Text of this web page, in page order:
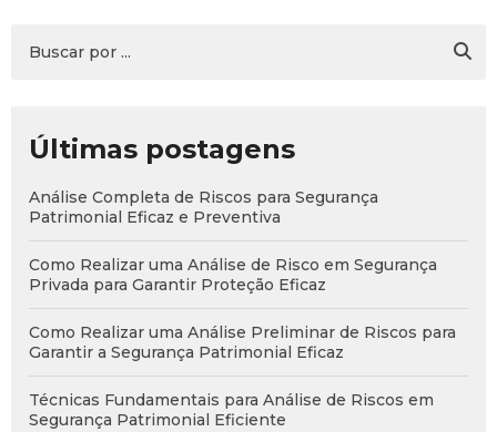
Últimas postagens
Análise Completa de Riscos para Segurança
Patrimonial Eficaz e Preventiva
Como Realizar uma Análise de Risco em Segurança
Privada para Garantir Proteção Eficaz
Como Realizar uma Análise Preliminar de Riscos para
Garantir a Segurança Patrimonial Eficaz
Técnicas Fundamentais para Análise de Riscos em
Segurança Patrimonial Eficiente